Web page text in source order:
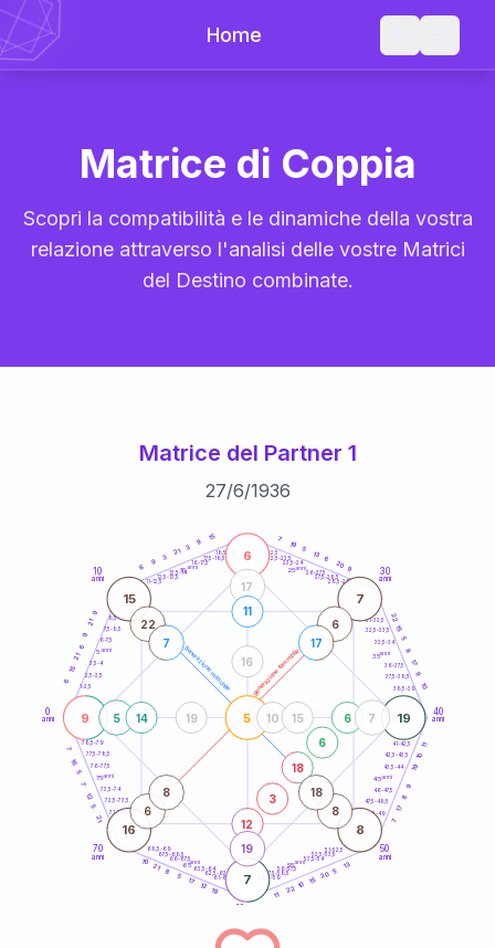
Home
Matrice di Coppia
Scopri la compatibilità e le dinamiche della vostra
relazione attraverso l'analisi delle vostre Matrici
del Destino combinate.
Matrice del Partner 1
27/6/1936
generazione maschile generazione femminile
0
anni
10
anni
30
anni
40
anni
50
anni
60
70
anni
1-2,5
2,5-3,5
3,5-4
6-7,5
7,5-8,5
8,5-9
11-12,5
12,5-13,5
13,5-14
16-17,5
17,5-18,5
18,5-19
21-22,5
22,5-23,5
23,5-24
26-27,5
27,5-28,5
28,5-29
31-32,5
32,5-33,5
33,5-34
36-37,5
37,5-38,5
38,5-39
41-42,5
42,5-43,5
43,5-44
46-47,5
47,5-48,5
48,5-49
51-52,5
52,5-53,5
53,5-54
56-57,5
57,5-58,5
58,5-59
61-62,5
62,5-63,5
63,5-64
66-67,5
67,5-68,5
68,5-69
71-72,5
72,5-73,5
73,5-74
76-77,5
77,5-78,5
78,5-79
6
15
21
6
9
21
9
6
9
3
21
3
9
15 7
19 5
13
6
20
9
22
15
5
8
17
9
10
11
10
19
9
8
17
7
13
5
20
15
10
22
11
19
12
17
5
8
21
10
21
5
12
7
5
16
7
9
6
19
7
5
15 7
16 8
12
3
18
6
6
5
17
7
19
14
11
10 15
19
16
22
7
6
17
6
8
8
18
5anni
15 anni 25anni
35anni
45anni
55anni
65anni
75anni